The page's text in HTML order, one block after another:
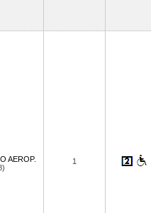
AEROP.
1